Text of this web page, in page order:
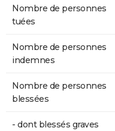
Nombre de personnes
tuées
Nombre de personnes
indemnes
Nombre de personnes
blessées
- dont blessés graves